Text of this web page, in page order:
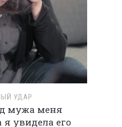
УДАР
мужа меня
я увидела его